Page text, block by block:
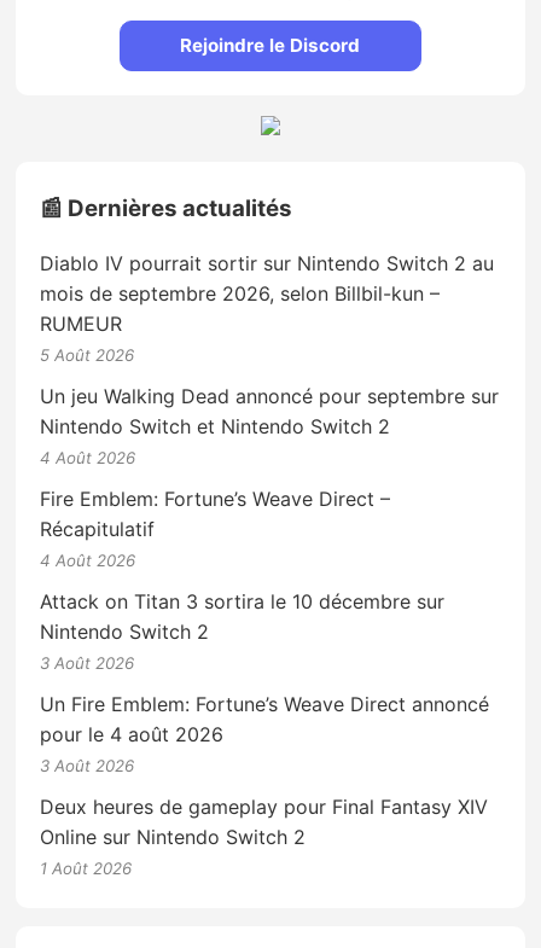
Rejoindre le Discord
📰 Dernières actualités
Diablo IV pourrait sortir sur Nintendo Switch 2 au
mois de septembre 2026, selon Billbil-kun –
RUMEUR
5 Août 2026
Un jeu Walking Dead annoncé pour septembre sur
Nintendo Switch et Nintendo Switch 2
4 Août 2026
Fire Emblem: Fortune’s Weave Direct –
Récapitulatif
4 Août 2026
Attack on Titan 3 sortira le 10 décembre sur
Nintendo Switch 2
3 Août 2026
Un Fire Emblem: Fortune’s Weave Direct annoncé
pour le 4 août 2026
3 Août 2026
Deux heures de gameplay pour Final Fantasy XIV
Online sur Nintendo Switch 2
1 Août 2026